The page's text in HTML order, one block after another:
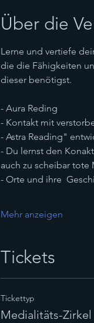
Über die
Lerne und vertiefe
die die Fähigkeiten
dieser benötigst.
- Aura Reding
- Kontakt mit
- Astra Reading"
- Du lernst den
auch zu scheibar tote
- Orte und ihre
Mehr anzeigen
Tickets
Tickettyp
Medialitäts-Zirkel